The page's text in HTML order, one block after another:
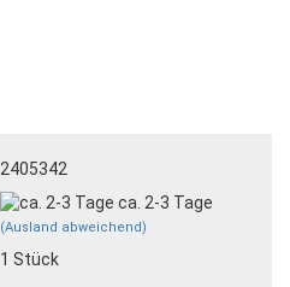
2405342
ca. 2-3 Tage
(Ausland abweichend)
1 Stück